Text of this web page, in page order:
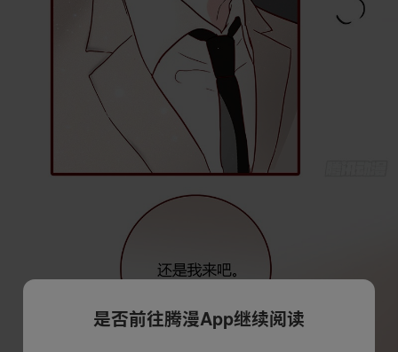
是否前往腾漫App继续阅读